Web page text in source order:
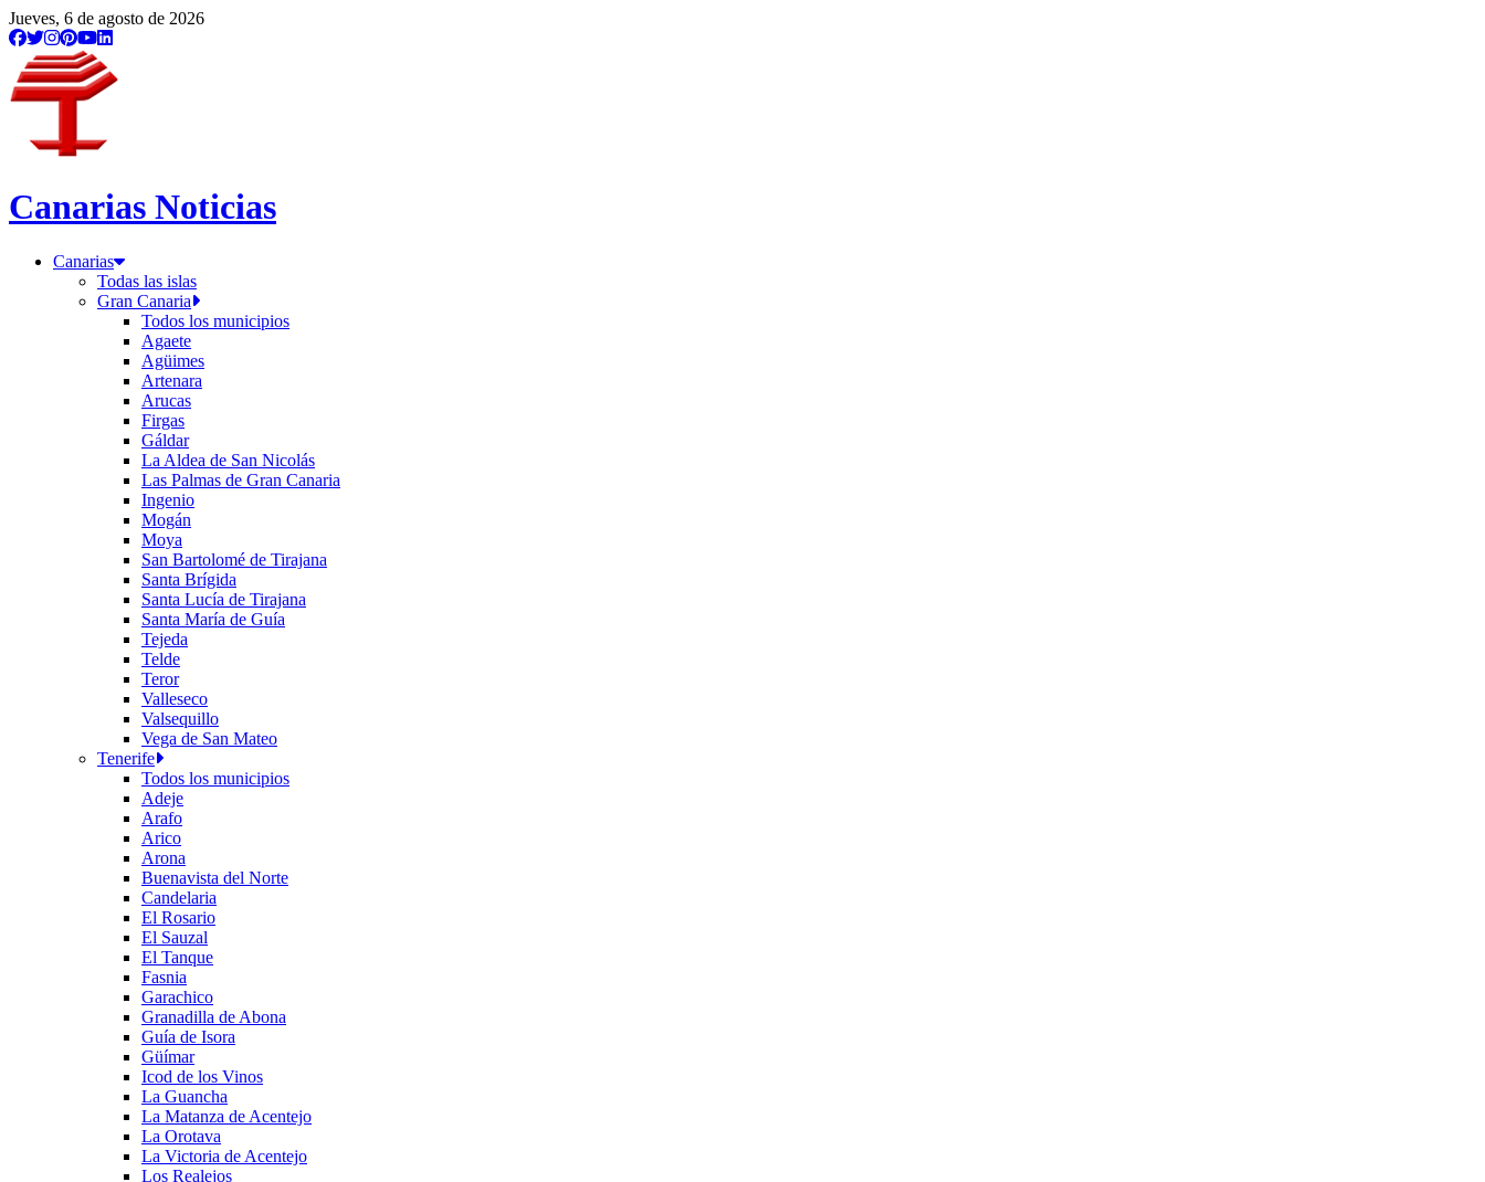
Jueves, 6 de agosto de 2026
Canarias Noticias
Canarias
Todas las islas
Gran Canaria
Todos los municipios
Agaete
Agüimes
Artenara
Arucas
Firgas
Gáldar
La Aldea de San Nicolás
Las Palmas de Gran Canaria
Ingenio
Mogán
Moya
San Bartolomé de Tirajana
Santa Brígida
Santa Lucía de Tirajana
Santa María de Guía
Tejeda
Telde
Teror
Valleseco
Valsequillo
Vega de San Mateo
Tenerife
Todos los municipios
Adeje
Arafo
Arico
Arona
Buenavista del Norte
Candelaria
El Rosario
El Sauzal
El Tanque
Fasnia
Garachico
Granadilla de Abona
Guía de Isora
Güímar
Icod de los Vinos
La Guancha
La Matanza de Acentejo
La Orotava
La Victoria de Acentejo
Los Realejos
/etiqueta/idolo-de-tara